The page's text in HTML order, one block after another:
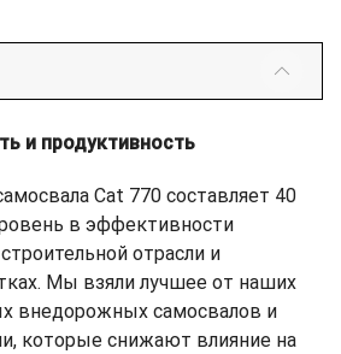
и продуктивность
Cat 770 составляет 40
в эффективности
отрасли и
Мы взяли лучшее от наших
внедорожных самосвалов и
которые снижают влияние на